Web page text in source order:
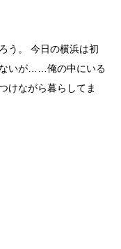
う。 今日の横浜は初
いが……俺の中にいる
けながら暮らしてま